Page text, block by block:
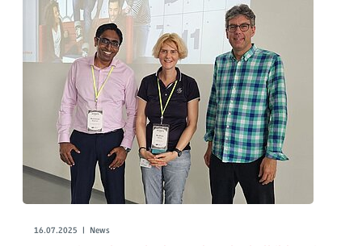
16.07.2025 | News